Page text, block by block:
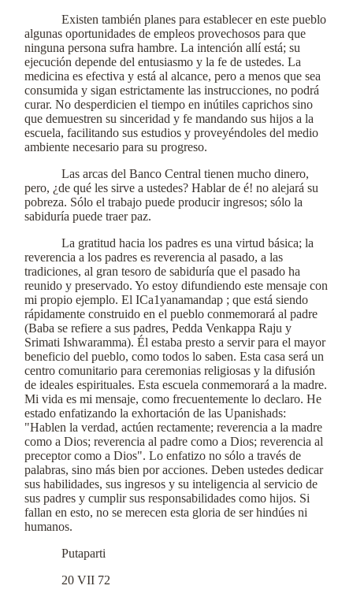
Existen también planes para establecer en este pueblo
algunas oportunidades de empleos provechosos para que
ninguna persona sufra hambre. La intención allí está; su
ejecución depende del entusiasmo y la fe de ustedes. La
medicina es efectiva y está al alcance, pero a menos que sea
consumida y sigan estrictamente las instrucciones, no podrá
curar. No desperdicien el tiempo en inútiles caprichos sino
que demuestren su sinceridad y fe mandando sus hijos a la
escuela, facilitando sus estudios y proveyéndoles del medio
ambiente necesario para su progreso.
Las arcas del Banco Central tienen mucho dinero,
pero, ¿de qué les sirve a ustedes? Hablar de é! no alejará su
pobreza. Sólo el trabajo puede producir ingresos; sólo la
sabiduría puede traer paz.
La gratitud hacia los padres es una virtud básica; la
reverencia a los padres es reverencia al pasado, a las
tradiciones, al gran tesoro de sabiduría que el pasado ha
reunido y preservado. Yo estoy difundiendo este mensaje con
mi propio ejemplo. El ICa1yanamandap ; que está siendo
rápidamente construido en el pueblo conmemorará al padre
(Baba se refiere a sus padres, Pedda Venkappa Raju y
Srimati Ishwaramma). Él estaba presto a servir para el mayor
beneficio del pueblo, como todos lo saben. Esta casa será un
centro comunitario para ceremonias religiosas y la difusión
de ideales espirituales. Esta escuela conmemorará a la madre.
Mi vida es mi mensaje, como frecuentemente lo declaro. He
estado enfatizando la exhortación de las Upanishads:
"Hablen la verdad, actúen rectamente; reverencia a la madre
como a Dios; reverencia al padre como a Dios; reverencia al
preceptor como a Dios". Lo enfatizo no sólo a través de
palabras, sino más bien por acciones. Deben ustedes dedicar
sus habilidades, sus ingresos y su inteligencia al servicio de
sus padres y cumplir sus responsabilidades como hijos. Si
fallan en esto, no se merecen esta gloria de ser hindúes ni
humanos.
Putaparti
20 VII 72